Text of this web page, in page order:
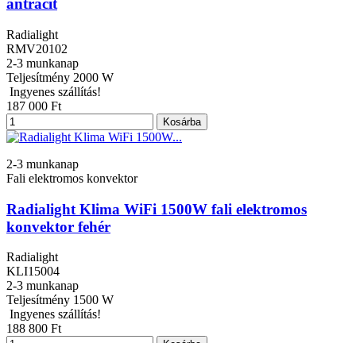
antracit
Radialight
RMV20102
2-3 munkanap
Teljesítmény 2000 W
Ingyenes szállítás!
187 000 Ft
Kosárba
2-3 munkanap
Fali elektromos konvektor
Radialight Klima WiFi 1500W fali elektromos
konvektor fehér
Radialight
KLI15004
2-3 munkanap
Teljesítmény 1500 W
Ingyenes szállítás!
188 800 Ft